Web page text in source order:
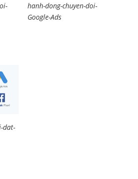
hanh-dong-chuyen-doi-
Google-Ads
dat-